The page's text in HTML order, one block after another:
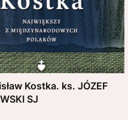
Kostka. ks. JÓZEF
SJ